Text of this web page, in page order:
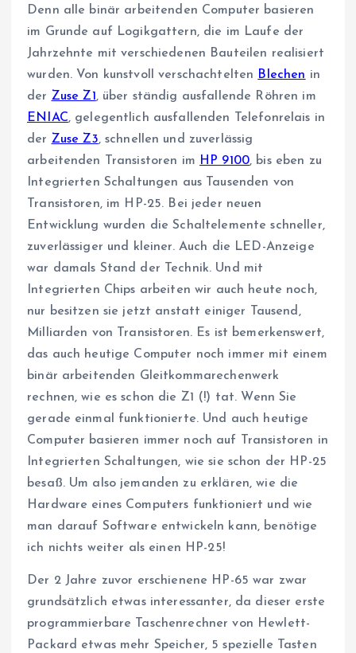
Denn alle binär arbeitenden Computer basieren
im Grunde auf Logikgattern, die im Laufe der
Jahrzehnte mit verschiedenen Bauteilen realisiert
wurden. Von kunstvoll verschachtelten Blechen in
der Zuse Z1 , über ständig ausfallende Röhren im
ENIAC, gelegentlich ausfallenden Telefonrelais in
der Zuse Z3, schnellen und zuverlässig
arbeitenden Transistoren im HP 9100, bis eben zu
Integrierten Schaltungen aus Tausenden von
Transistoren, im HP-25. Bei jeder neuen
Entwicklung wurden die Schaltelemente schneller,
zuverlässiger und kleiner. Auch die LED-Anzeige
war damals Stand der Technik. Und mit
Integrierten Chips arbeiten wir auch heute noch,
nur besitzen sie jetzt anstatt einiger Tausend,
Milliarden von Transistoren. Es ist bemerkenswert,
das auch heutige Computer noch immer mit einem
binär arbeitenden Gleitkommarechenwerk
rechnen, wie es schon die Z1 (!) tat. Wenn Sie
gerade einmal funktionierte. Und auch heutige
Computer basieren immer noch auf Transistoren in
Integrierten Schaltungen, wie sie schon der HP-25
besaß. Um also jemanden zu erklären, wie die
Hardware eines Computers funktioniert und wie
man darauf Software entwickeln kann, benötige
ich nichts weiter als einen HP-25!
Der 2 Jahre zuvor erschienene HP-65 war zwar
grundsätzlich etwas interessanter, da dieser erste
programmierbare Taschenrechner von Hewlett-
Packard etwas mehr Speicher, 5 spezielle Tasten